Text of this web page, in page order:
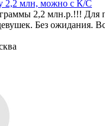
2,2 млн, можно с К/С
2,2 млн.р.!!! Для
Без ожидания.